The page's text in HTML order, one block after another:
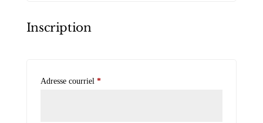
Inscription
Adresse courriel *Obligatoire